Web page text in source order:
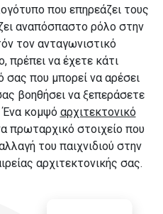
που επηρεάζει τους
αναπόσπαστο ρόλο στην
τον ανταγωνιστικό
πρέπει να έχετε κάτι
σας που μπορεί να αρέσει
βοηθήσει να ξεπεράσετε
Ένα κομψό αρχιτεκτονικό
πρωταρχικό στοιχείο που
του παιχνιδιού στην
αρχιτεκτονικής σας.